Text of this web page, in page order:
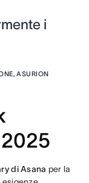
i
ASURION
di Asana per la